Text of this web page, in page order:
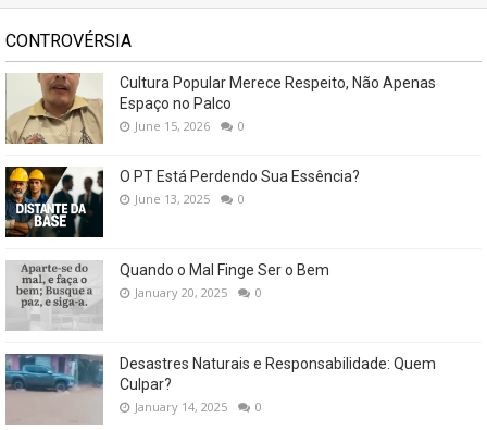
CONTROVÉRSIA
Cultura Popular Merece Respeito, Não Apenas
Espaço no Palco
June 15, 2026 0
O PT Está Perdendo Sua Essência?
June 13, 2025 0
Quando o Mal Finge Ser o Bem
January 20, 2025 0
Desastres Naturais e Responsabilidade: Quem
Culpar?
January 14, 2025 0